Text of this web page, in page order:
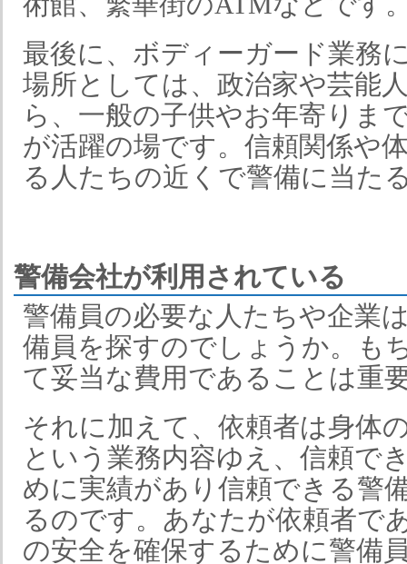
最後に、ボディーガード業務
場所としては、政治家や芸能
ら、一般の子供やお年寄りま
が活躍の場です。信頼関係や
る人たちの近くで警備に当た
警備会社が利用されている
警備員の必要な人たちや企業
備員を探すのでしょうか。も
て妥当な費用であることは重
それに加えて、依頼者は身体
という業務内容ゆえ、信頼で
めに実績があり信頼できる警
るのです。あなたが依頼者で
の安全を確保するために警備